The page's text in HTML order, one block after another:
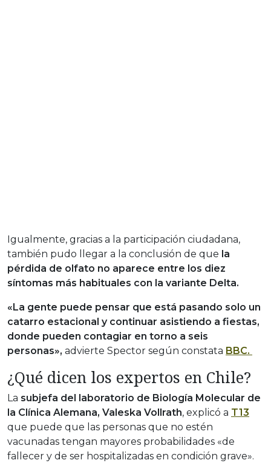
Igualmente, gracias a la participación ciudadana,
también pudo llegar a la conclusión de que la
pérdida de olfato no aparece entre los diez
síntomas más habituales con la variante Delta.
«La gente puede pensar que está pasando solo un
catarro estacional y continuar asistiendo a fiestas,
donde pueden contagiar en torno a seis
personas», advierte Spector según constata BBC.
¿Qué dicen los expertos en Chile?
La subjefa del laboratorio de Biología Molecular de
la Clínica Alemana, Valeska Vollrath, explicó a T13
que puede que las personas que no estén
vacunadas tengan mayores probabilidades «de
fallecer y de ser hospitalizadas en condición grave».